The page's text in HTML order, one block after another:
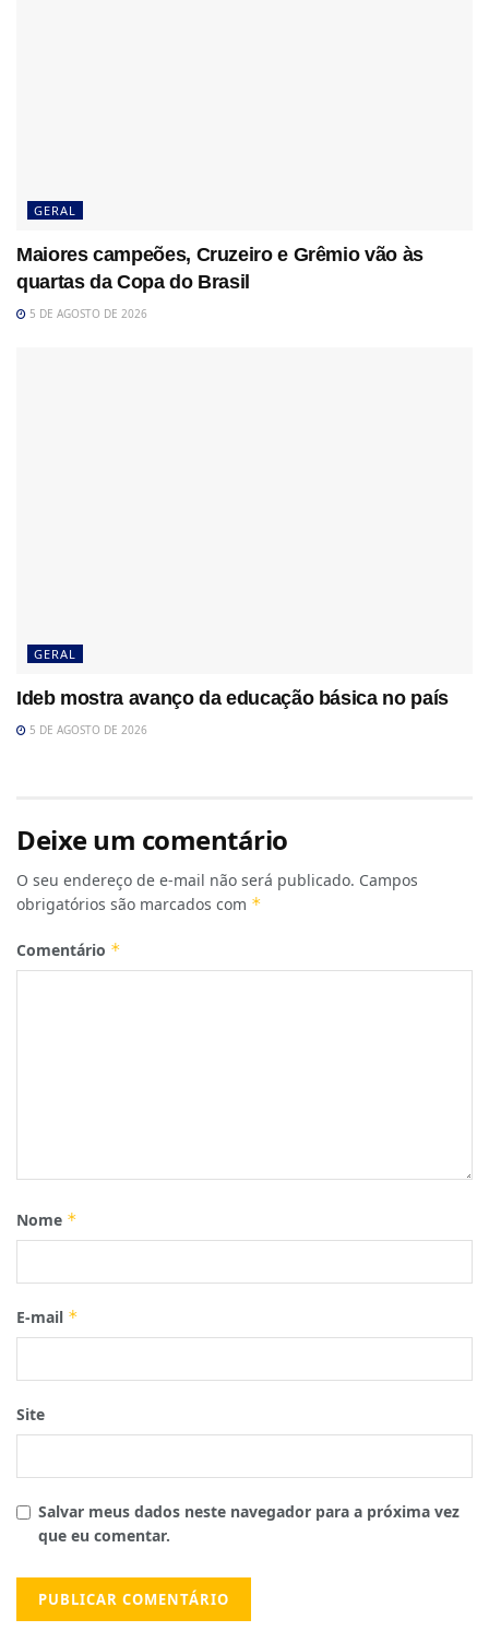
GERAL
Maiores campeões, Cruzeiro e Grêmio vão às
quartas da Copa do Brasil
5 DE AGOSTO DE 2026
GERAL
Ideb mostra avanço da educação básica no país
5 DE AGOSTO DE 2026
Deixe um comentário
O seu endereço de e-mail não será publicado. Campos
obrigatórios são marcados com *
Comentário *
Nome *
E-mail *
Site
Salvar meus dados neste navegador para a próxima vez
que eu comentar.